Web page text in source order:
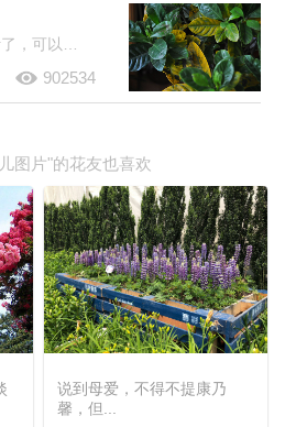
902534
图片"的花友也喜欢
说到母爱，不得不提康乃
馨，但...